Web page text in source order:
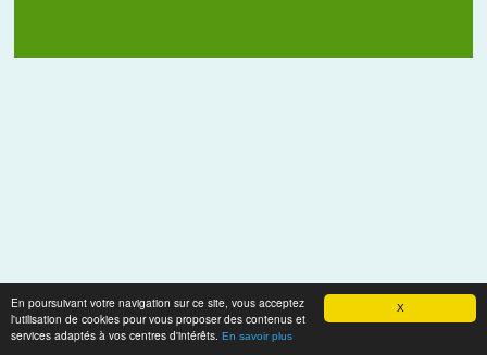
X
En poursuivant votre navigation sur ce site, vous acceptez
l'utilisation de cookies pour vous proposer des contenus et
services adaptés à vos centres d'intérêts. En savoir plus